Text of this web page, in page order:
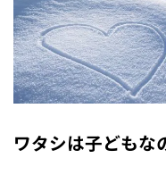
ワタシは子どもな